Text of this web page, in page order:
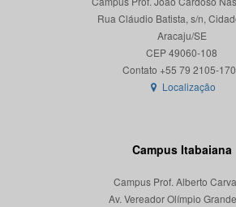
Rua Cláudio Batista, s/n,
Aracaju/SE
CEP 49060-108
Localização
Campus Itabaiana
Campus Prof. Alberto
Av. Vereador Olímpio